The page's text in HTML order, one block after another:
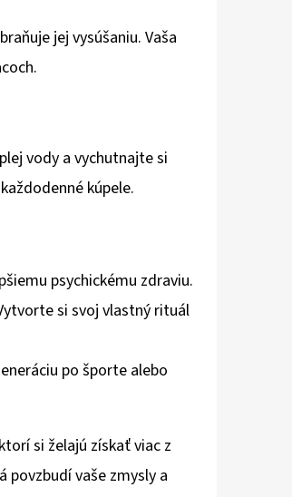
jej vysúšaniu. Vaša
vody a vychutnajte si
kúpele.
psychickému zdraviu.
si svoj vlastný rituál
po športe alebo
si želajú získať viac z
povzbudí vaše zmysly a